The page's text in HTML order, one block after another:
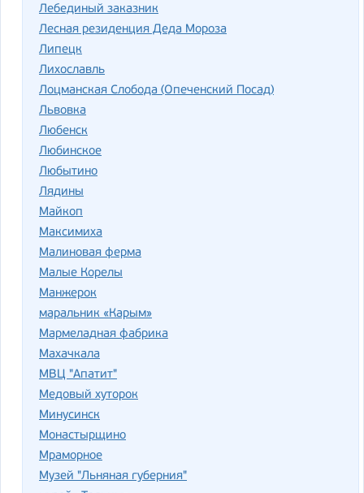
Лебединый заказник
Лесная резиденция Деда Мороза
Липецк
Лихославль
Лоцманская Слобода (Опеченский Посад)
Львовка
Любенск
Любинское
Любытино
Лядины
Майкоп
Максимиха
Малиновая ферма
Малые Корелы
Манжерок
маральник «Карым»
Мармеладная фабрика
Махачкала
МВЦ "Апатит"
Медовый хуторок
Минусинск
Монастырщино
Мраморное
Музей "Льняная губерния"